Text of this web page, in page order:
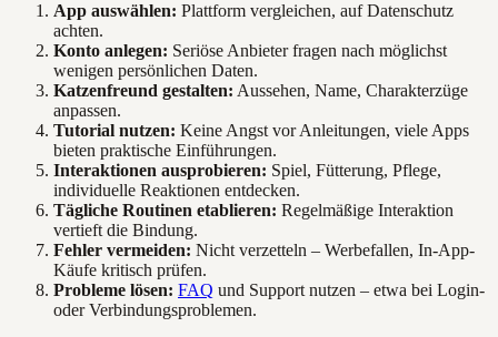
App auswählen: Plattform vergleichen, auf Datenschutz
achten.
Konto anlegen: Seriöse Anbieter fragen nach möglichst
wenigen persönlichen Daten.
Katzenfreund gestalten: Aussehen, Name, Charakterzüge
anpassen.
Tutorial nutzen: Keine Angst vor Anleitungen, viele Apps
bieten praktische Einführungen.
Interaktionen ausprobieren: Spiel, Fütterung, Pflege,
individuelle Reaktionen entdecken.
Tägliche Routinen etablieren: Regelmäßige Interaktion
vertieft die Bindung.
Fehler vermeiden: Nicht verzetteln – Werbefallen, In-App-
Käufe kritisch prüfen.
Probleme lösen: FAQ und Support nutzen – etwa bei Login-
oder Verbindungsproblemen.